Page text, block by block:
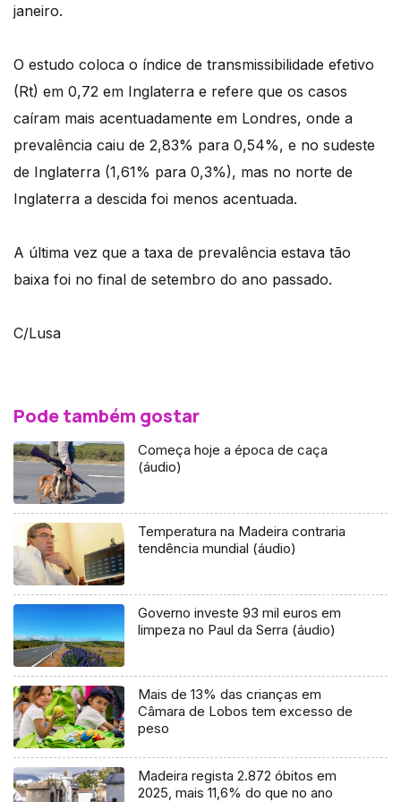
janeiro.
O estudo coloca o índice de transmissibilidade efetivo
(Rt) em 0,72 em Inglaterra e refere que os casos
caíram mais acentuadamente em Londres, onde a
prevalência caiu de 2,83% para 0,54%, e no sudeste
de Inglaterra (1,61% para 0,3%), mas no norte de
Inglaterra a descida foi menos acentuada.
A última vez que a taxa de prevalência estava tão
baixa foi no final de setembro do ano passado.
C/Lusa
Pode também gostar
Começa hoje a época de caça
(áudio)
Temperatura na Madeira contraria
tendência mundial (áudio)
Governo investe 93 mil euros em
limpeza no Paul da Serra (áudio)
Mais de 13% das crianças em
Câmara de Lobos tem excesso de
peso
Madeira regista 2.872 óbitos em
2025, mais 11,6% do que no ano